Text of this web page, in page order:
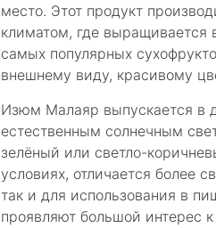
место. Этот продукт
климатом, где выращивается
самых популярных
внешнему виду, красивому
Изюм Малаяр выпускается в
естественным солнечным
зелёный или светло-
условиях, отличается более
так и для использования в
проявляют большой интерес